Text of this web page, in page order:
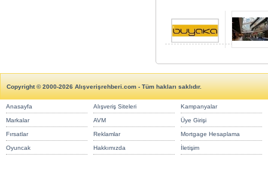
Copyright © 2000-2026 Alışverişrehberi.com - Tüm hakları saklıdır.
Anasayfa Alışveriş Siteleri Kampanyalar
Markalar AVM Üye Girişi
Fırsatlar Reklamlar Mortgage Hesaplama
Oyuncak Hakkımızda İletişim